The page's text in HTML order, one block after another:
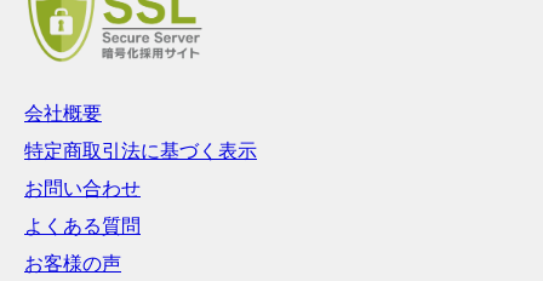
会社概要
特定商取引法に基づく表示
お問い合わせ
よくある質問
お客様の声